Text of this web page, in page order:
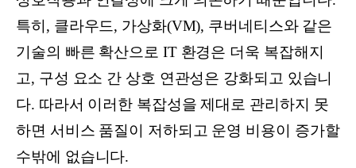
특히, 클라우드, 가상화(VM), 쿠버네티스와 같은
기술의 빠른 확산으로 IT 환경은 더욱 복잡해지
고, 구성 요소 간 상호 연관성은 강화되고 있습니
다. 따라서 이러한 복잡성을 제대로 관리하지 못
하면 서비스 품질이 저하되고 운영 비용이 증가할
수밖에 없습니다.